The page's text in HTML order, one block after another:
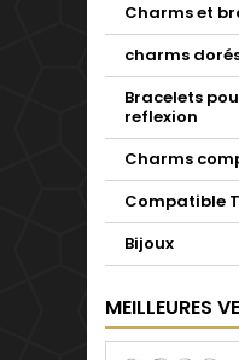
Charms et
charms
Bracelets
reflexion
Charms
Compatible
Bijoux
MEILLEURES